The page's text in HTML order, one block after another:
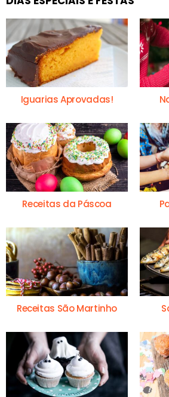
Iguarias Aprovadas!
Receitas da Páscoa
Receitas São Martinho